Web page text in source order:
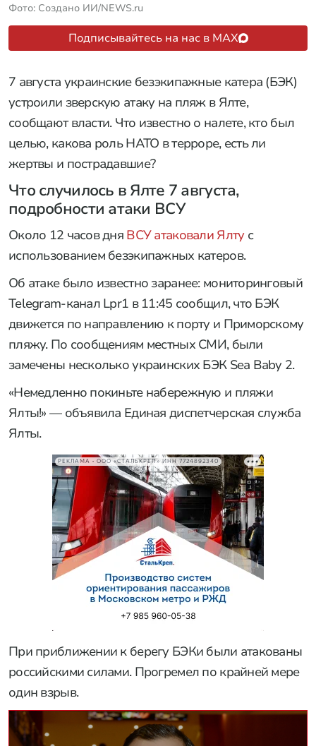
Фото: Создано ИИ/NEWS.ru
Подписывайтесь на нас в MAX
7 августа украинские безэкипажные катера (БЭК)
устроили зверскую атаку на пляж в Ялте,
сообщают власти. Что известно о налете, кто был
целью, какова роль НАТО в терроре, есть ли
жертвы и пострадавшие?
Что случилось в Ялте 7 августа,
подробности атаки ВСУ
Около 12 часов дня ВСУ атаковали Ялтус
использованием безэкипажных катеров.
Об атаке было известно заранее: мониторинговый
Telegram-канал Lpr1 в 11:45 сообщил, что БЭК
движется по направлению к порту и Приморскому
пляжу. По сообщениям местных СМИ, были
замечены несколько украинских БЭК Sea Baby 2.
«Немедленно покиньте набережную и пляжи
Ялты!» — объявила Единая диспетчерская служба
Ялты.
РЕКЛАМА • ООО «СТАЛЬКРЕП» ИНН 7724892340
При приближении к берегу БЭКи были атакованы
российскими силами. Прогремел по крайней мере
один взрыв.